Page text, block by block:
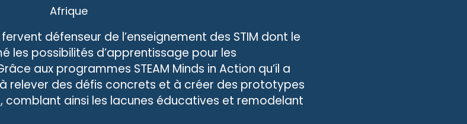
Afrique
défenseur de l’enseignement des STIM dont le
les possibilités d’apprentissage pour les
aux programmes STEAM Minds in Action qu’il a
relever des défis concrets et à créer des prototypes
comblant ainsi les lacunes éducatives et remodelant